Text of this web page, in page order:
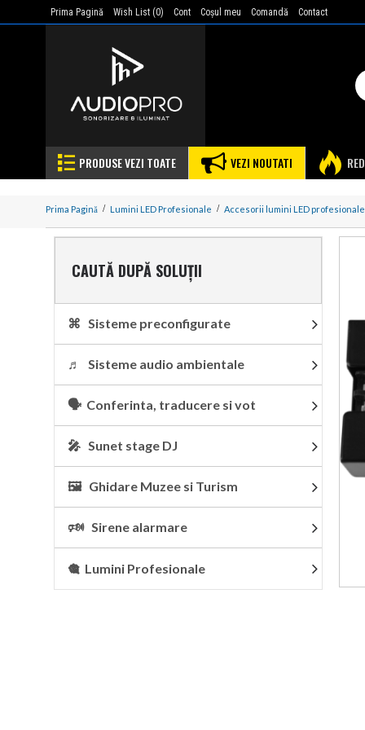
Prima Pagină Wish List (0) Cont Coşul meu Comandă Contact
PRODUSE VEZI TOATE VEZI NOUTATI
Prima Pagină Lumini LED Profesionale Accesorii lumini LED profesionale
CAUTĂ DUPĂ SOLUȚII
⌘ Sisteme preconfigurate
♬ Sisteme audio ambientale
🗣 Conferinta, traducere si vot
🎤 Sunet stage DJ
🖼 Ghidare Muzee si Turism
🕬 Sirene alarmare
🎕 Lumini Profesionale